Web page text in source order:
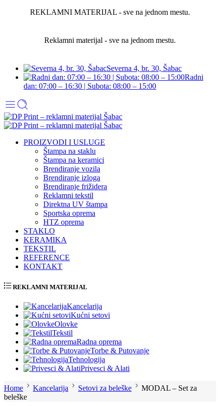
REKLAMNI MATERIJAL - sve na jednom mestu.
Reklamni materijal - sve na jednom mestu.
Severna 4, br. 30, Šabac
Radni
dan: 07:00 – 16:30 | Subota: 08:00 – 15:00
PROIZVODI I USLUGE
Štampa na staklu
Štampa na keramici
Brendiranje vozila
Brendiranje izloga
Brendiranje frižidera
Reklamni tekstil
Direktna UV štampa
Sportska oprema
HTZ oprema
STAKLO
KERAMIKA
TEKSTIL
REFERENCE
KONTAKT
REKLAMNI MATERIJAL
Kancelarija
Kućni setovi
Olovke
Tekstil
Radna oprema
Torbe & Putovanje
Tehnologija
Privesci & Alati
Home Kancelarija Setovi za beleške
MODAL – Set za
beleške